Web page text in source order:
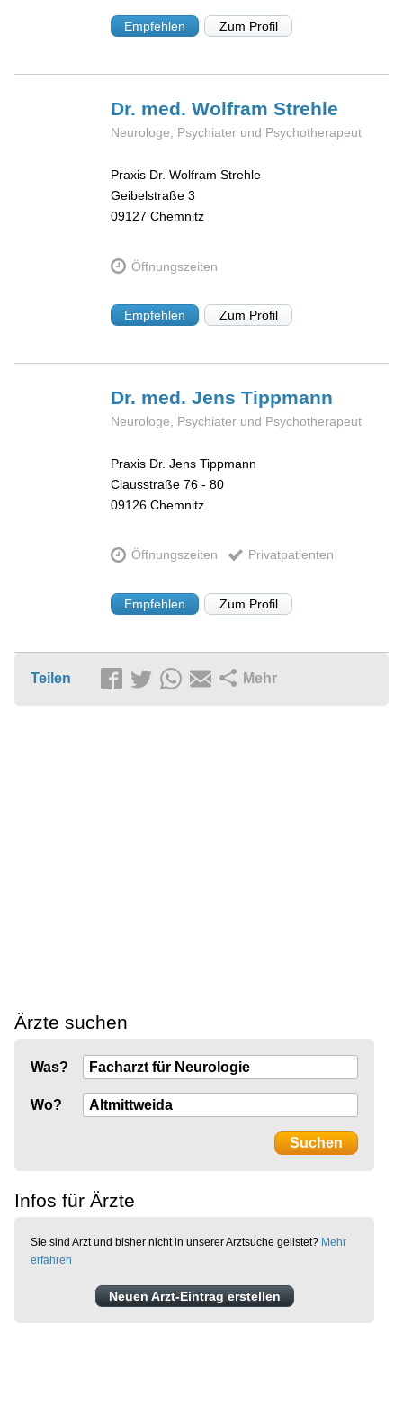
Empfehlen Zum Profil
Dr. med. WolframStrehle
Neurologe, Psychiater und Psychotherapeut
Praxis Dr. Wolfram Strehle
Geibelstraße 3
09127 Chemnitz
Öffnungszeiten
Empfehlen Zum Profil
Dr. med. JensTippmann
Neurologe, Psychiater und Psychotherapeut
Praxis Dr. Jens Tippmann
Clausstraße 76 - 80
09126 Chemnitz
Öffnungszeiten Privatpatienten
Empfehlen Zum Profil
Teilen Mehr
Ärzte suchen
Was?
Wo?
Infos für Ärzte
Sie sind Arzt und bisher nicht in unserer Arztsuche gelistet? Mehr
erfahren
Neuen Arzt-Eintrag erstellen